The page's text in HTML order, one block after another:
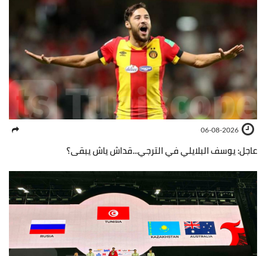
06-08-2026
عاجل: يوسف البلايلي في الترجي...قداش ياش يبقى؟